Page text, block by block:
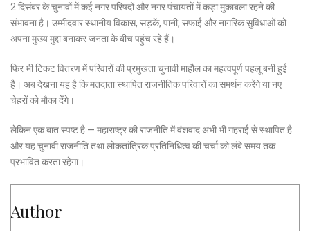
2 दिसंबर के चुनावों में कई नगर परिषदों और नगर पंचायतों में कड़ा मुकाबला रहने की
संभावना है। उम्मीदवार स्थानीय विकास, सड़कें, पानी, सफाई और नागरिक सुविधाओं को
अपना मुख्य मुद्दा बनाकर जनता के बीच पहुंच रहे हैं।
फिर भी टिकट वितरण में परिवारों की प्रमुखता चुनावी माहौल का महत्वपूर्ण पहलू बनी हुई
है। अब देखना यह है कि मतदाता स्थापित राजनीतिक परिवारों का समर्थन करेंगे या नए
चेहरों को मौका देंगे।
लेकिन एक बात स्पष्ट है — महाराष्ट्र की राजनीति में वंशवाद अभी भी गहराई से स्थापित है
और यह चुनावी राजनीति तथा लोकतांत्रिक प्रतिनिधित्व की चर्चा को लंबे समय तक
प्रभावित करता रहेगा।
Author